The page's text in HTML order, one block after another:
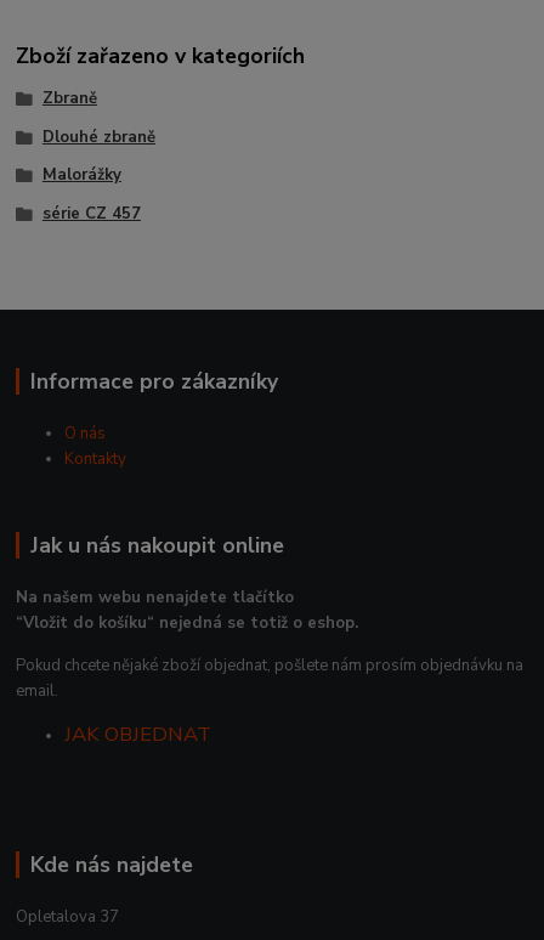
Zboží zařazeno v kategoriích
Zbraně
Dlouhé zbraně
Malorážky
série CZ 457
Informace pro zákazníky
O nás
Kontakty
Jak u nás nakoupit online
Na našem webu nenajdete tlačítko
“Vložit do košíku“ nejedná se totiž o eshop.
Pokud chcete nějaké zboží objednat, pošlete nám prosím objednávku na
email.
JAK OBJEDNAT
Kde nás najdete
Opletalova 37